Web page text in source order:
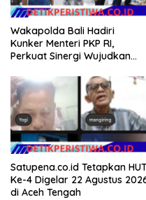
Wakapolda Bali Hadiri
Kunker Menteri PKP RI,
Perkuat Sinergi Wujudkan
Masyarakat
Satupena.co.id Tetapkan
Ke-4 Digelar 22 Agustus
di Aceh Tengah